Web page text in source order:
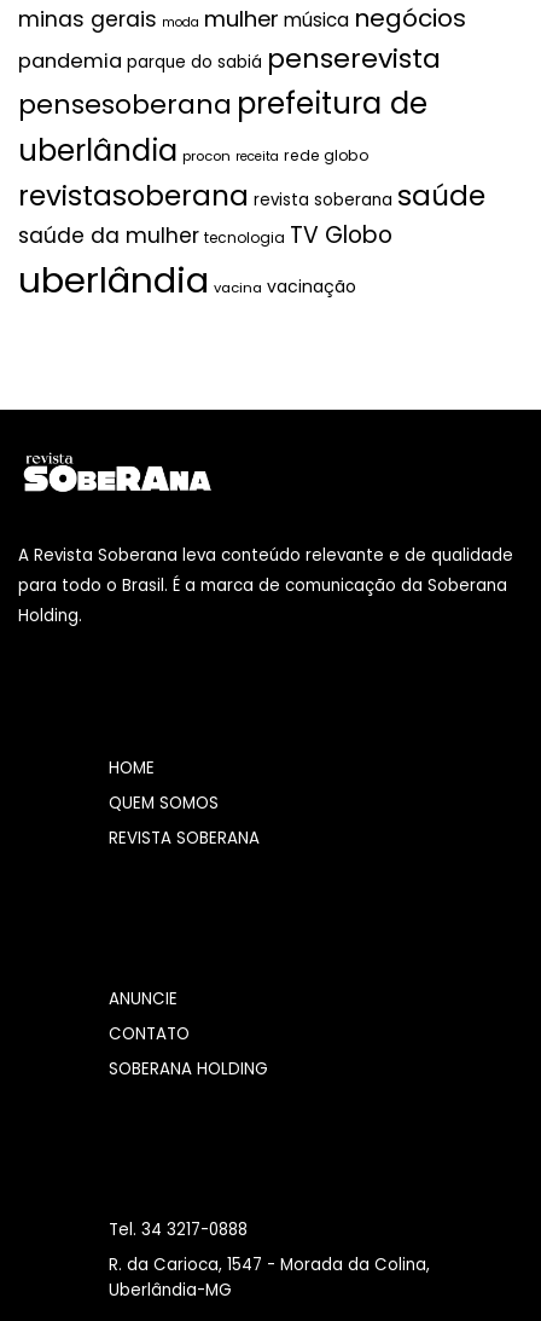
minas gerais moda mulher música negócios
pandemia parque do sabiá penserevista
pensesoberana prefeitura de
uberlândia procon receita rede globo
revistasoberana revista soberana saúde
saúde da mulher tecnologia TV Globo
uberlândia vacina vacinação
A Revista Soberana leva conteúdo relevante e de qualidade
para todo o Brasil. É a marca de comunicação da Soberana
Holding.
HOME
QUEM SOMOS
REVISTA SOBERANA
ANUNCIE
CONTATO
SOBERANA HOLDING
Tel. 34 3217-0888
R. da Carioca, 1547 - Morada da Colina,
Uberlândia-MG